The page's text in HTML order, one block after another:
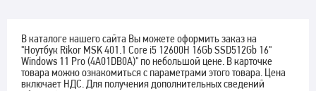
В каталоге нашего сайта Вы можете оформить заказ на
"Ноутбук Rikor MSK 401.1 Core i5 12600H 16Gb SSD512Gb 16"
Windows 11 Pro (4A01DB0A)" по небольшой цене. В карточке
товара можно ознакомиться с параметрами этого товара. Цена
включает НДС. Для получения дополнительных сведений